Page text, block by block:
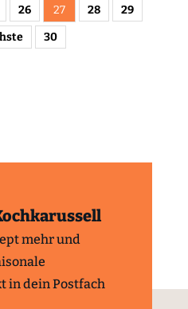
26 27 28
29
30
mehr und
in dein Postfach